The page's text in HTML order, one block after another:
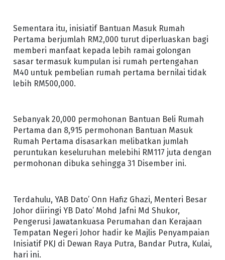
Sementara itu, inisiatif Bantuan Masuk Rumah
Pertama berjumlah RM2,000 turut diperluaskan bagi
memberi manfaat kepada lebih ramai golongan
sasar termasuk kumpulan isi rumah pertengahan
M40 untuk pembelian rumah pertama bernilai tidak
lebih RM500,000.
Sebanyak 20,000 permohonan Bantuan Beli Rumah
Pertama dan 8,915 permohonan Bantuan Masuk
Rumah Pertama disasarkan melibatkan jumlah
peruntukan keseluruhan melebihi RM117 juta dengan
permohonan dibuka sehingga 31 Disember ini.
Terdahulu, YAB Dato’ Onn Hafiz Ghazi, Menteri Besar
Johor diiringi YB Dato’ Mohd Jafni Md Shukor,
Pengerusi Jawatankuasa Perumahan dan Kerajaan
Tempatan Negeri Johor hadir ke Majlis Penyampaian
Inisiatif PKJ di Dewan Raya Putra, Bandar Putra, Kulai,
hari ini.